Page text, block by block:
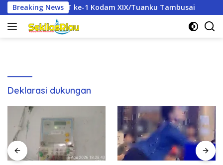
Langsung
ke
konten
Breaking News
1 Kodam XIX/Tuanku Tambusai PLN Pasang
Deklarasi dukungan